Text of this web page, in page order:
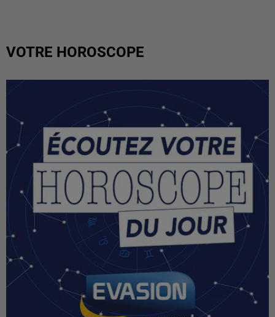
VOTRE HOROSCOPE